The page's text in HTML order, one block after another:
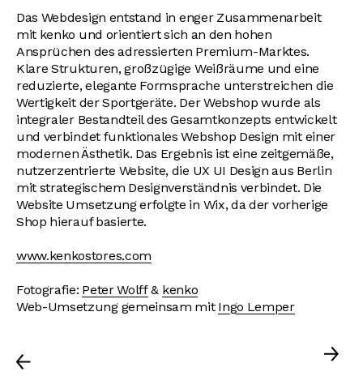
Das Webdesign entstand in enger Zusammenarbeit
mit kenko und orientiert sich an den hohen
Ansprüchen des adressierten Premium-Marktes.
Klare Strukturen, großzügige Weißräume und eine
reduzierte, elegante Formsprache unterstreichen die
Wertigkeit der Sportgeräte. Der Webshop wurde als
integraler Bestandteil des Gesamtkonzepts entwickelt
und verbindet funktionales Webshop Design mit einer
modernen Ästhetik. Das Ergebnis ist eine zeitgemäße,
nutzerzentrierte Website, die UX UI Design aus Berlin
mit strategischem Designverständnis verbindet. Die
Website Umsetzung erfolgte in Wix, da der vorherige
Shop hierauf basierte.
www.kenkostores.com
Fotografie: Peter Wolff& kenko
Web-Umsetzung gemeinsam mit Ingo Lemper